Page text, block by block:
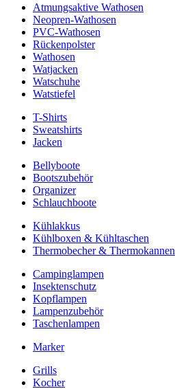
Atmungsaktive Wathosen
Neopren-Wathosen
PVC-Wathosen
Rückenpolster
Wathosen
Watjacken
Watschuhe
Watstiefel
T-Shirts
Sweatshirts
Jacken
Bellyboote
Bootszubehör
Organizer
Schlauchboote
Kühlakkus
Kühlboxen & Kühltaschen
Thermobecher & Thermokannen
Campinglampen
Insektenschutz
Kopflampen
Lampenzubehör
Taschenlampen
Marker
Grills
Kocher